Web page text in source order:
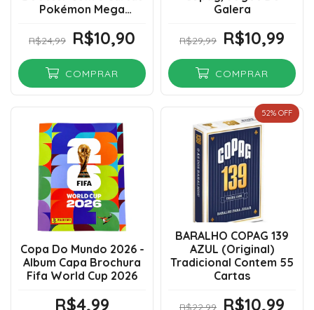
Pokémon Mega
R$24,99 R$10,90
COMPRAR
Galera
R$29,99 R$10,99
COMPRAR
Copa Do Mundo 2026 -
Album Capa Brochura
Fifa World Cup 2026
R$4,99
52% OFF
BARALHO COPAG 139
AZUL (Original)
Tradicional Contem 55
Cartas
R$22,99 R$10,99